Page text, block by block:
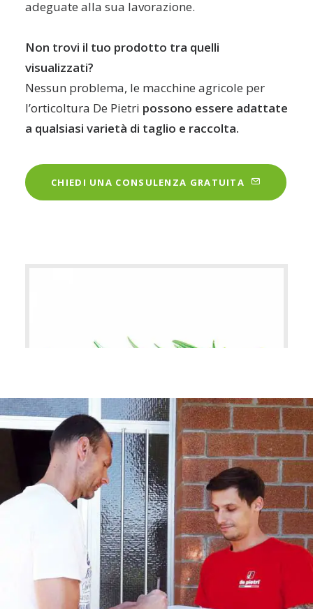
adeguate alla sua lavorazione.
Non trovi il tuo prodotto tra quelli
visualizzati?
Nessun problema, le macchine agricole per
l’orticoltura De Pietri possono essere adattate
a qualsiasi varietà di taglio e raccolta.
CHIEDI UNA CONSULENZA GRATUITA
Rosmarino
PIANTE OFFICINALI / AROMATICHE